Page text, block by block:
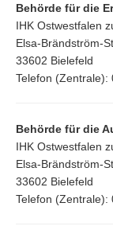
Behörde für die
IHK Ostwestfalen
Elsa-Brändström-
33602 Bielefeld
Telefon (Zentrale):
Behörde für die
IHK Ostwestfalen
Elsa-Brändström-
33602 Bielefeld
Telefon (Zentrale):